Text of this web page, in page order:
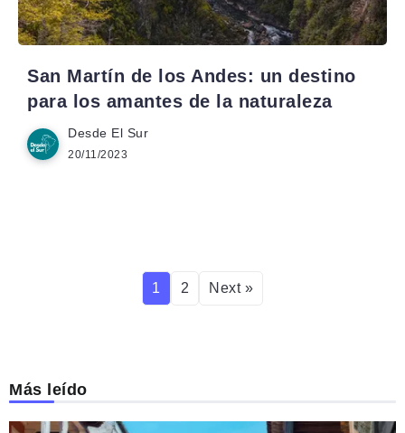
San Martín de los Andes: un destino
para los amantes de la naturaleza
Desde El Sur
20/11/2023
1 2 Next »
Más leído